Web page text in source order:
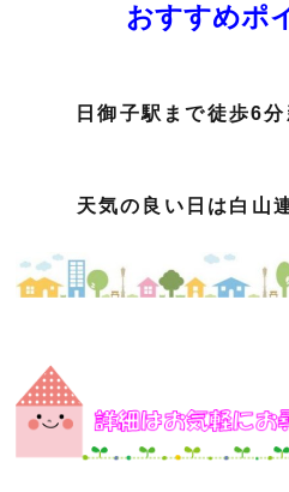
おすすめポ
日御子駅まで徒歩6
天気の良い日は白山